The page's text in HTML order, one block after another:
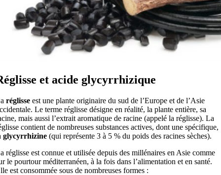
et acide glycyrrhizique
réglisseest une plante originaire du sud de l’Europe et de l’Asie
Le terme réglisse désigne en réalité, la plante entière, sa
mais aussi l’extrait aromatique de racine (appelé la réglisse). La
contient de nombreuses substances actives, dont une spécifique,
glycyrrhizine (qui représente 3 à 5 % du poids des racines sèches).
réglisse est connue et utilisée depuis des millénaires en Asie comme
le pourtour méditerranéen, à la fois dans l’alimentation et en santé.
est consommée sous de nombreuses formes :